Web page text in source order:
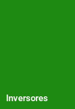
Inversores